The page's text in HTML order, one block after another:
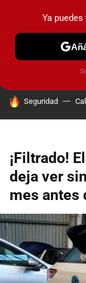
PRUEBAS
HOY SE HABLA
Seguridad
¡Filtrado!
deja ver
mes antes
Ya